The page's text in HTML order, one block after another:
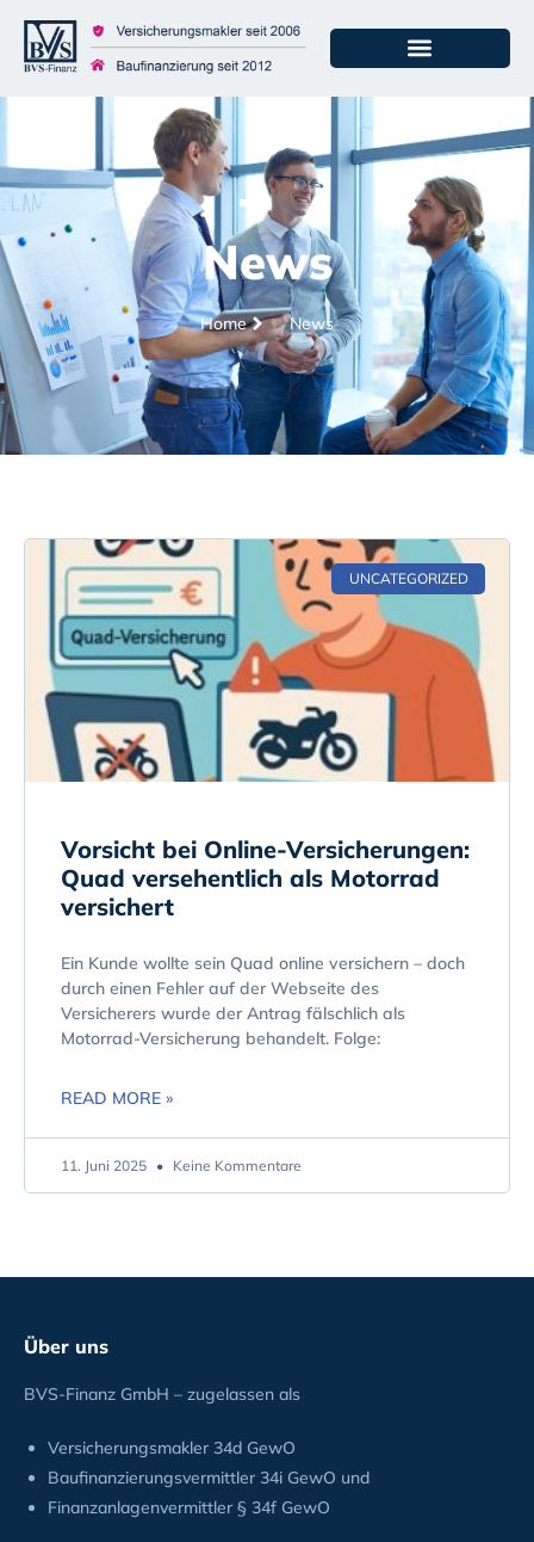
News
Home News
UNCATEGORIZED
Vorsicht bei Online-Versicherungen:
Quad versehentlich als Motorrad
versichert
Ein Kunde wollte sein Quad online versichern – doch
durch einen Fehler auf der Webseite des
Versicherers wurde der Antrag fälschlich als
Motorrad-Versicherung behandelt. Folge:
READ MORE »
11. Juni 2025 Keine Kommentare
Über uns
BVS-Finanz GmbH – zugelassen als
Versicherungsmakler 34d GewO
Baufinanzierungsvermittler 34i GewO und
Finanzanlagenvermittler § 34f GewO